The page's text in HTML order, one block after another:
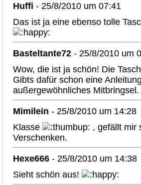
Huffi - 25/8/2010 um 07:41
Das ist ja eine ebenso tolle
Basteltante72 - 25/8/2010 um
Wow, die ist ja schön! Die
Gibts dafür schon eine
außergewöhnliches Mitbringsel.
Mimilein - 25/8/2010 um 14:28
Klasse
, gefällt mir
Verschenken.
Hexe666 - 25/8/2010 um 14:38
Sieht schön aus!